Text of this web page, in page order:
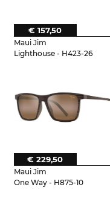
Maui Jim
Lighthouse - H423-26
€ 157,50
Maui Jim
One Way - H875-10
€ 229,50